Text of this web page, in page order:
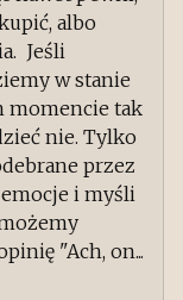
albo
Jeśli
w stanie
momencie tak
nie. Tylko
przez
i myśli
"Ach, on...